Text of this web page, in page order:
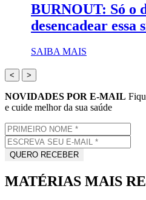
BURNOUT: Só o
desencadear essa
SAIBA MAIS
< >
NOVIDADES POR E-MAIL
e cuide melhor da sua saúde
MATÉRIAS MAIS